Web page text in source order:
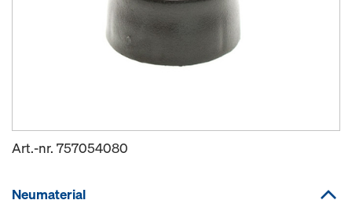
Art.-nr. 757054080
Neumaterial